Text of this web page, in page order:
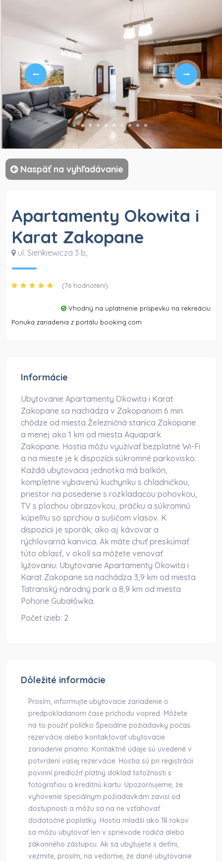
Naspäť na vyhľadávanie
Apartamenty Okowita i
Karat Zakopane
ul. Sienkiewicza 3 b,
(76 hodnotení)
Vhodný na uplatnenie príspevku na rekreáciu
Ponuka zariadenia z portálu booking.com
Informácie
Ubytovanie Apartamenty Okowita i Karat
Zakopane sa nachádza v Zakopanom 6 min.
chôdze od miesta Železničná stanica Zakopane
a menej ako 1 km od miesta Aquapark
Zakopane. Hostia môžu využívať bezplatné Wi-Fi
a na mieste je k dispozícii súkromné parkovisko.
Každá ubytovacia jednotka má balkón,
kompletne vybavenú kuchynku s chladničkou,
priestor na posedenie s rozkladacou pohovkou,
TV s plochou obrazovkou, práčku a súkromnú
kúpeľňu so sprchou a sušičom vlasov. K
dispozícii je sporák, ako aj kávovar a
rýchlovarná kanvica. Ak máte chuť preskúmať
túto oblasť, v okolí sa môžete venovať
lyžovaniu. Ubytovanie Apartamenty Okowita i
Karat Zakopane sa nachádza 3,9 km od miesta
Tatranský národný park a 8,9 km od miesta
Pohorie Gubałówka.
Počet izieb: 2
Dôležité informácie
Prosím, informujte ubytovacie zariadenie o
predpokladanom čase príchodu vopred. Môžete
na to použiť políčko Špeciálne požiadavky počas
rezervácie alebo kontaktovať ubytovacie
zariadenie priamo. Kontaktné údaje sú uvedené v
potvrdení vašej rezervácie. Hostia sú pri registrácii
povinní predložiť platný doklad totožnosti s
fotografiou a kreditnú kartu. Upozorňujeme, že
vyhovenie špeciálnym požiadavkám zavisí od
dostupnosti a môžu sa na ne vzťahovať
dodatočné poplatky. Hostia mladší ako 18 rokov
sa môžu ubytovať len v sprievode rodiča alebo
zákonného zástupcu. Ak sa ubytujete s deťmi,
vezmite, prosím, na vedomie, že dané ubytovanie